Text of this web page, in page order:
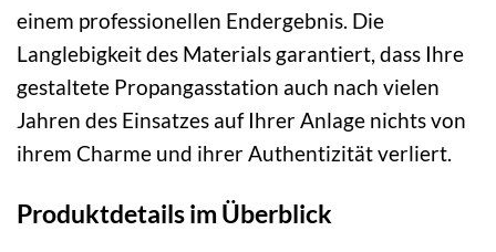
einem professionellen Endergebnis. Die
Langlebigkeit des Materials garantiert, dass Ihre
gestaltete Propangasstation auch nach vielen
Jahren des Einsatzes auf Ihrer Anlage nichts von
ihrem Charme und ihrer Authentizität verliert.
Produktdetails im Überblick